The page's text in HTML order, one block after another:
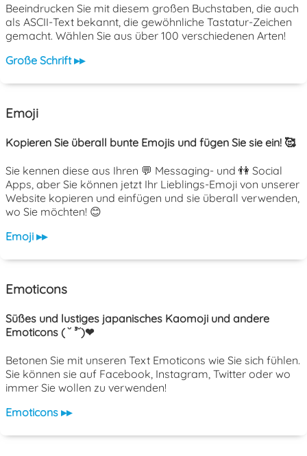
Beeindrucken Sie mit diesem großen Buchstaben, die auch
als ASCII-Text bekannt, die gewöhnliche Tastatur-Zeichen
gemacht. Wählen Sie aus über 100 verschiedenen Arten!
Große Schrift ▸▸
Emoji
Kopieren Sie überall bunte Emojis und fügen Sie sie ein! 🥰
Sie kennen diese aus Ihren 💬 Messaging- und 👫 Social
Apps, aber Sie können jetzt Ihr Lieblings-Emoji von unserer
Website kopieren und einfügen und sie überall verwenden,
wo Sie möchten! 😊
Emoji ▸▸
Emoticons
Süßes und lustiges japanisches Kaomoji und andere
Emoticons ( ˘ ³˘)❤
Betonen Sie mit unseren Text Emoticons wie Sie sich fühlen.
Sie können sie auf Facebook, Instagram, Twitter oder wo
immer Sie wollen zu verwenden!
Emoticons ▸▸